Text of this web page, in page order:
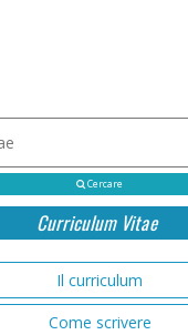
Cercare
Curriculum Vitae
Il curriculum
Come scrivere